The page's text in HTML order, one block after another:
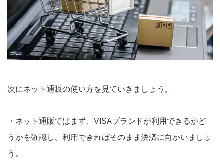
次にネット通販の使い方を見ていきましょう。
・ネット通販ではまず、VISAブランドが利用できるかど
うかを確認し、利用できればそのまま決済に向かいましょ
う。